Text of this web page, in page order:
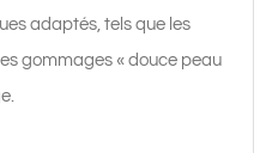
adaptés, tels que les
gommages « douce peau